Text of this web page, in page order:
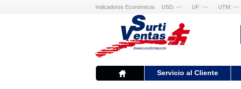
Indicadores Económicos USD: --- UF: --- UTM: ---
Servicio al Cliente